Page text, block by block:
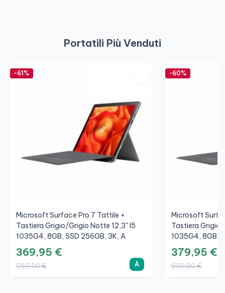
Portatili Più Venduti
-61%
Microsoft Surface Pro 7 Tattile +
Tastiera Grigio/Grigio Notte 12,3" I5
1035G4, 8GB, SSD 256GB, 3K, A
369,95 €
959,00 € A
-60%
Microsoft
Tastiera
1035G4, 8GB,
379,95 €
959,00 €